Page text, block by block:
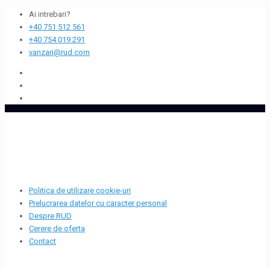
Ai intrebari?
+40 751 512 561
+40 754 019 291
vanzari@rud.com
Politica de utilizare cookie-uri
Prelucrarea datelor cu caracter personal
Despre RUD
Cerere de oferta
Contact